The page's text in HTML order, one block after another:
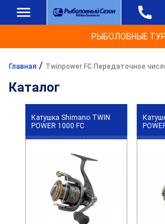
РЫБОЛОВНЫЕ
Главная / Twinpower FC Передаточное
Каталог
Катушка Shimano TWIN
POWER 1000 FC